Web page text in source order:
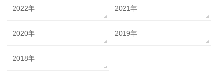
2022年 2021年
2020年 2019年
2018年